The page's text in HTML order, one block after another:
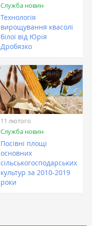
Служба новин
Технологія
вирощування квасолі
білої від Юрія
Дробязко
11 лютого
Служба новин
Посівні площі
основних
сільськогосподарських
культур за 2010-2019
роки